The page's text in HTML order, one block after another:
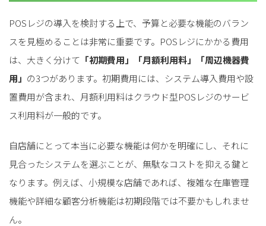
POSレジの導入を検討する上で、予算と必要な機能のバラン
スを見極めることは非常に重要です。POSレジにかかる費用
は、大きく分けて 「初期費用」「月額利用料」「周辺機器費
用」 の3つがあります。初期費用には、システム導入費用や設
置費用が含まれ、月額利用料はクラウド型POSレジのサービ
ス利用料が一般的です。
自店舗にとって本当に必要な機能は何かを明確にし、それに
見合ったシステムを選ぶことが、無駄なコストを抑える鍵と
なります。例えば、小規模な店舗であれば、複雑な在庫管理
機能や詳細な顧客分析機能は初期段階では不要かもしれませ
ん。